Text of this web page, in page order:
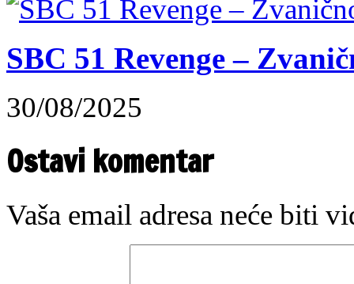
SBC 51 Revenge –
30/08/2025
Ostavi komentar
Vaša email adresa neće biti